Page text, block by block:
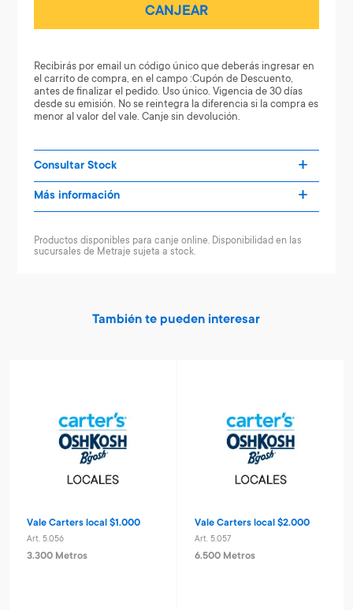
CANJEAR
Recibirás por email un código único que deberás ingresar en
el carrito de compra, en el campo :Cupón de Descuento,
antes de finalizar el pedido. Uso único. Vigencia de 30 días
desde su emisión. No se reintegra la diferencia si la compra es
menor al valor del vale. Canje sin devolución.
Consultar Stock
Más información
Productos disponibles para canje online. Disponibilidad en las
sucursales de Metraje sujeta a stock.
También te pueden interesar
Vale Carters local $1.000
Art. 5.056
3.300 Metros
Vale Carters local $2.000
Art. 5.057
6.500 Metros